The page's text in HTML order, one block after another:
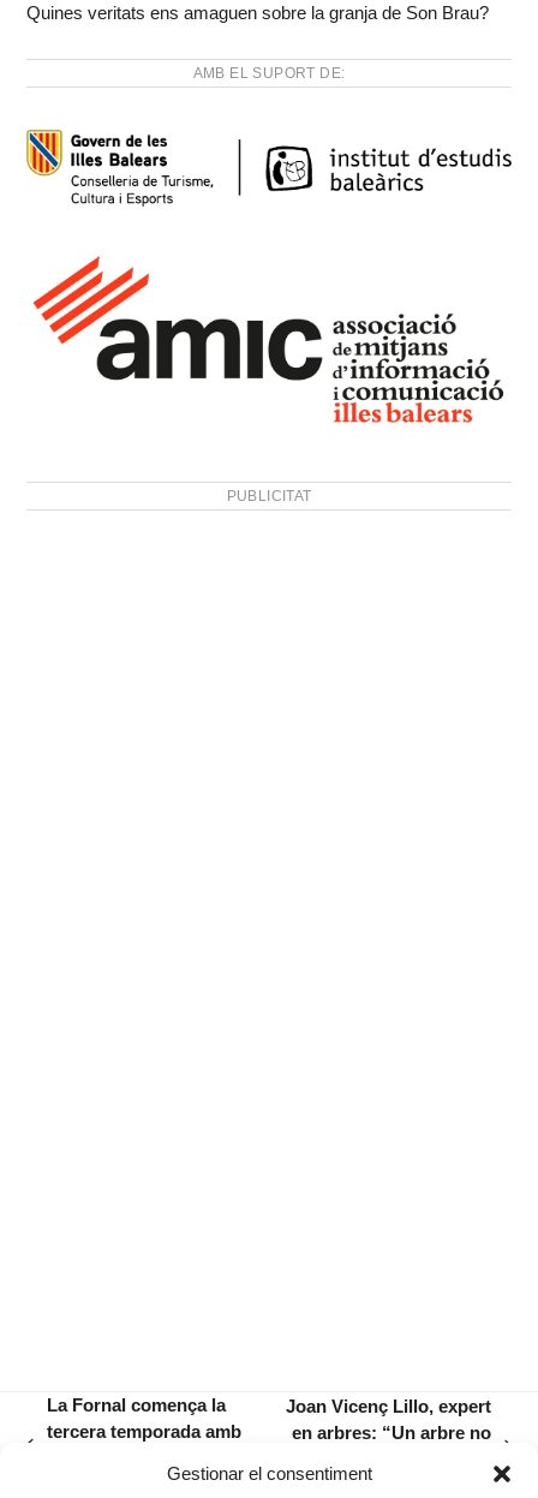
Gestionar el consentiment
Quines veritats ens amaguen sobre la granja de Son Brau?
AMB EL SUPORT DE:
PUBLICITAT
La Fornal comença la
tercera temporada amb
post:
Joan Vicenç Lillo, expert
en arbres: “Un arbre no